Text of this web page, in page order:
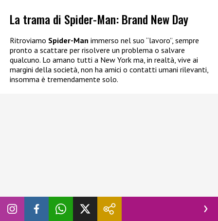
La trama di Spider-Man: Brand New Day
Ritroviamo Spider-Man immerso nel suo “lavoro”, sempre
pronto a scattare per risolvere un problema o salvare
qualcuno. Lo amano tutti a New York ma, in realtà, vive ai
margini della società, non ha amici o contatti umani rilevanti,
insomma è tremendamente solo.